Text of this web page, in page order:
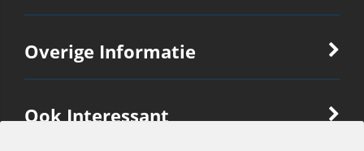
Overige Informatie
Ook Interessant